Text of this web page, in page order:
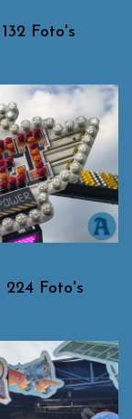
Foto's
224 Foto's